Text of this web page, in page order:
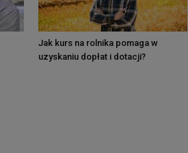
Jak kurs na rolnika pomaga w
uzyskaniu dopłat i dotacji?